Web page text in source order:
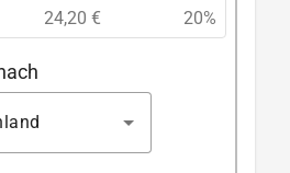
24,20 € 20%